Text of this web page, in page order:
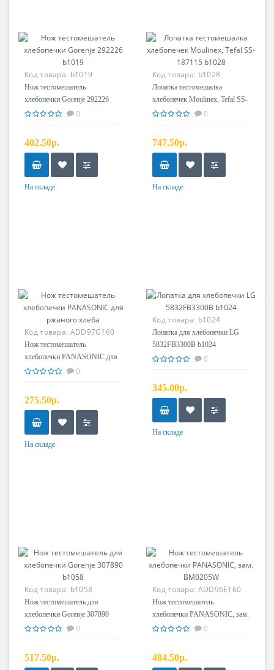
Код товара: b1019
Нож тестомешатель
хлебопечки Gorenje 292226
b1019
0
402.50р.
На складе
Код товара: b1028
Лопатка тестомешалка
хлебопечек Moulinex, Tefal SS-
187115 b1028
0
747.50р.
На складе
Код товара: ADD97G160
Нож тестомешатель
хлебопечки PANASONIC для
ржаного хлеба 0
275.50р.
На складе
Код товара: b1024
Лопатка для хлебопечки LG
5832FB3300B b1024
0
345.00р.
На складе
Код товара: b1058
Нож тестомешатель для
хлебопечки Gorenje 307890
b1058
0
517.50р.
Код товара: ADD96E160
Нож тестомешатель
хлебопечки PANASONIC, зам.
BM0205W
0
484.50р.